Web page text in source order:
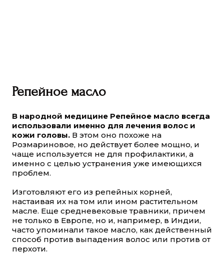
Репейное масло
В народной медицине Репейное масло всегда
использовали именно для лечения волос и
кожи головы. В этом оно похоже на
Розмариновое, но действует более мощно, и
чаще используется не для профилактики, а
именно с целью устранения уже имеющихся
проблем.
Изготовляют его из репейных корней,
настаивая их на том или ином растительном
масле. Еще средневековые травники, причем
не только в Европе, но и, например, в Индии,
часто упоминали такое масло, как действенный
способ против выпадения волос или против от
перхоти.